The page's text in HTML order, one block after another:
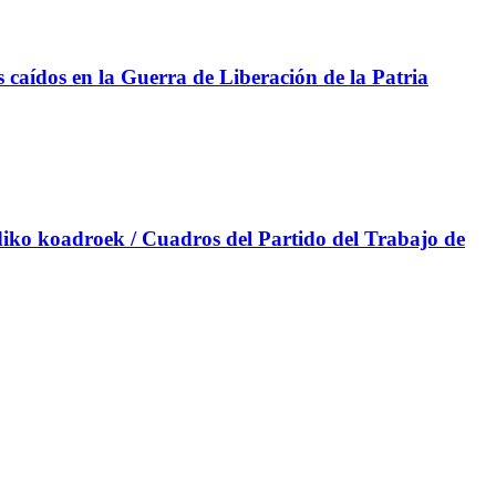
en la Guerra de Liberación de la Patria
koadroek / Cuadros del Partido del Trabajo de